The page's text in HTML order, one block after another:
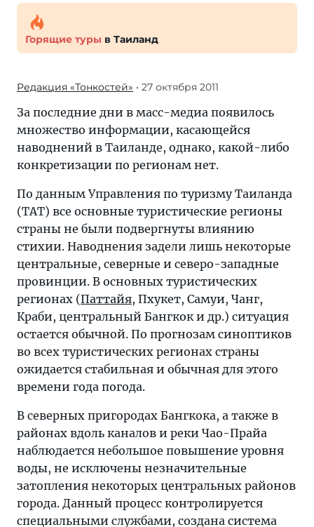
Горящие туры в Таиланд
Редакция «Тонкостей» • 27 октября 2011
За последние дни в масс-медиа появилось
множество информации, касающейся
наводнений в Таиланде, однако, какой-либо
конкретизации по регионам нет.
По данным Управления по туризму Таиланда
(TAT) все основные туристические регионы
страны не были подвергнуты влиянию
стихии. Наводнения задели лишь некоторые
центральные, северные и северо-западные
провинции. В основных туристических
регионах (Паттайя, Пхукет, Самуи, Чанг,
Краби, центральный Бангкок и др.) ситуация
остается обычной. По прогнозам синоптиков
во всех туристических регионах страны
ожидается стабильная и обычная для этого
времени года погода.
В северных пригородах Бангкока, а также в
районах вдоль каналов и реки Чао-Прайа
наблюдается небольшое повышение уровня
воды, не исключены незначительные
затопления некоторых центральных районов
города. Данный процесс контролируется
специальными службами, создана система